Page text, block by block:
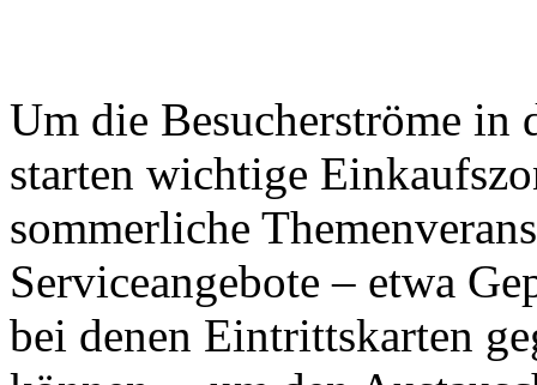
Um die Besucherströme in
starten wichtige
sommerliche
Serviceangebote – etwa
bei denen Eintrittskarten